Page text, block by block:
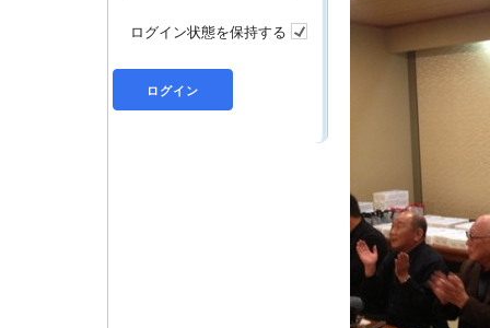
ログイン状態を保持する